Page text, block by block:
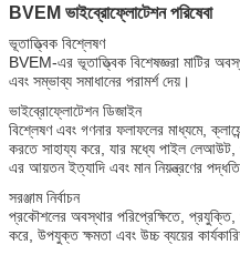
BVEM ভাইব্রোফ্লোটেশন পরিষেবা
ভূতাত্ত্বিক বিশ্লেষণ
BVEM-এর ভূতাত্ত্বিক বিশেষজ্ঞরা মাটির
এবং সম্ভাব্য সমাধানের পরামর্শ দেয়।
ভাইব্রোফ্লোটেশন ডিজাইন
বিশ্লেষণ এবং গণনার ফলাফলের মাধ্যমে,
করতে সাহায্য করে, যার মধ্যে পাইল লেআউট,
এর আয়তন ইত্যাদি এবং মান নিয়ন্ত্রণের
সরঞ্জাম নির্বাচন
প্রকৌশলের অবস্থার পরিপ্রেক্ষিতে, প্রযুক্তি,
করে, উপযুক্ত ক্ষমতা এবং উচ্চ ব্যয়ের